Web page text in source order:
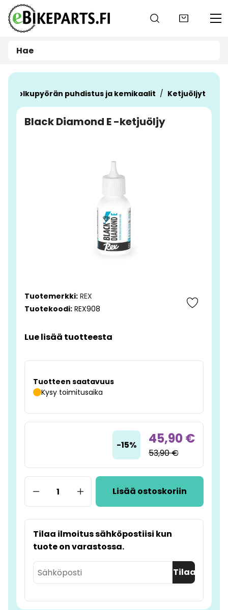
Siirry pääsisältöön
Polkupyörän puhdistus ja kemikaalit Ketjuöljyt
Black Diamond E -ketjuöljy
Tuotemerkki: REX
Tuotekoodi: REX908
Lue lisää tuotteesta
Tuotteen saatavuus
Kysy toimitusaika
-15% 45,90 €
53,90 €
Lisää ostoskoriin
Tilaa ilmoitus sähköpostiisi kun
tuote on varastossa.
Tilaa